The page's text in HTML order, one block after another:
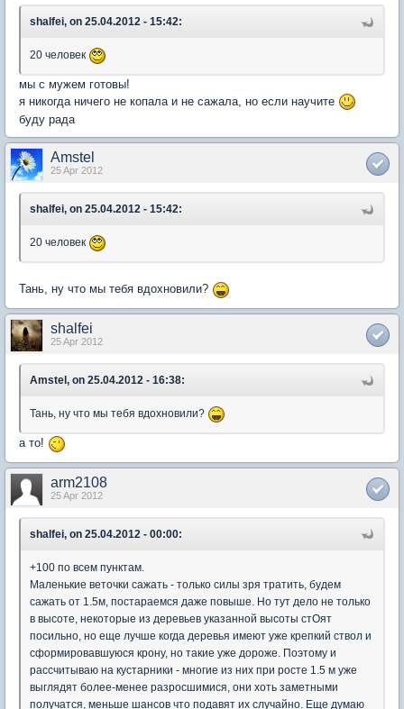
shalfei, on 25.04.2012 - 15:42:
20 человек
мы с мужем готовы!
я никогда ничего не копала и не сажала, но если научите
буду рада
Amstel
25 Apr 2012
shalfei, on 25.04.2012 - 15:42:
20 человек
Тань, ну что мы тебя вдохновили?
shalfei
25 Apr 2012
Amstel, on 25.04.2012 - 16:38:
Тань, ну что мы тебя вдохновили?
а то!
arm2108
25 Apr 2012
shalfei, on 25.04.2012 - 00:00:
+100 по всем пунктам.
Маленькие веточки сажать - только силы зря тратить, будем
сажать от 1.5м, постараемся даже повыше. Но тут дело не только
в высоте, некоторые из деревьев указанной высоты стОят
посильно, но еще лучше когда деревья имеют уже крепкий ствол и
сформировавшуюся крону, но такие уже дороже. Поэтому и
рассчитываю на кустарники - многие из них при росте 1.5 м уже
выглядят более-менее разросшимися, они хоть заметными
получатся, меньше шансов что подавят их случайно. Еще думаю